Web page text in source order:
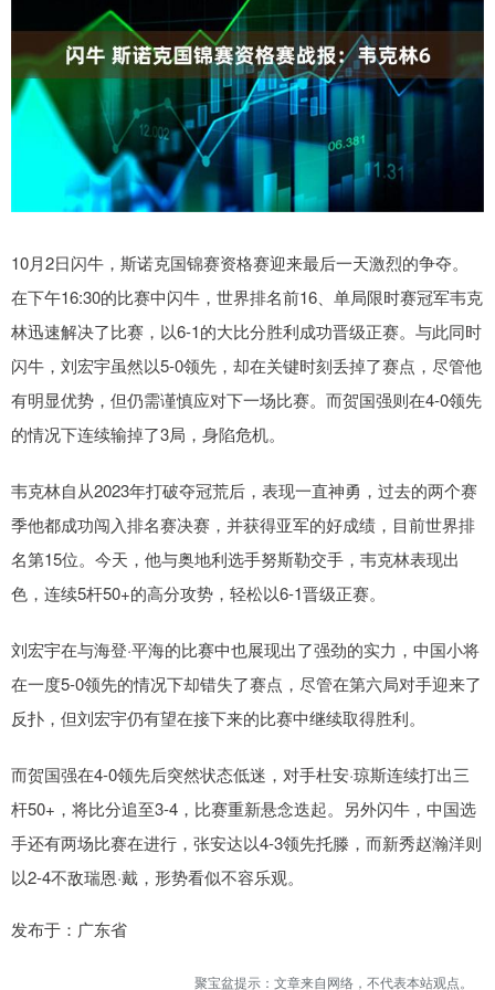
10月2日闪牛，斯诺克国锦赛资格赛迎来最后一天激烈的争夺。
在下午16:30的比赛中闪牛，世界排名前16、单局限时赛冠军韦克
林迅速解决了比赛，以6-1的大比分胜利成功晋级正赛。与此同时
闪牛，刘宏宇虽然以5-0领先，却在关键时刻丢掉了赛点，尽管他
有明显优势，但仍需谨慎应对下一场比赛。而贺国强则在4-0领先
的情况下连续输掉了3局，身陷危机。
韦克林自从2023年打破夺冠荒后，表现一直神勇，过去的两个赛
季他都成功闯入排名赛决赛，并获得亚军的好成绩，目前世界排
名第15位。今天，他与奥地利选手努斯勒交手，韦克林表现出
色，连续5杆50+的高分攻势，轻松以6-1晋级正赛。
刘宏宇在与海登·平海的比赛中也展现出了强劲的实力，中国小将
在一度5-0领先的情况下却错失了赛点，尽管在第六局对手迎来了
反扑，但刘宏宇仍有望在接下来的比赛中继续取得胜利。
而贺国强在4-0领先后突然状态低迷，对手杜安·琼斯连续打出三
杆50+，将比分追至3-4，比赛重新悬念迭起。另外闪牛，中国选
手还有两场比赛在进行，张安达以4-3领先托滕，而新秀赵瀚洋则
以2-4不敌瑞恩·戴，形势看似不容乐观。
发布于：广东省
聚宝盆提示：文章来自网络，不代表本站观点。